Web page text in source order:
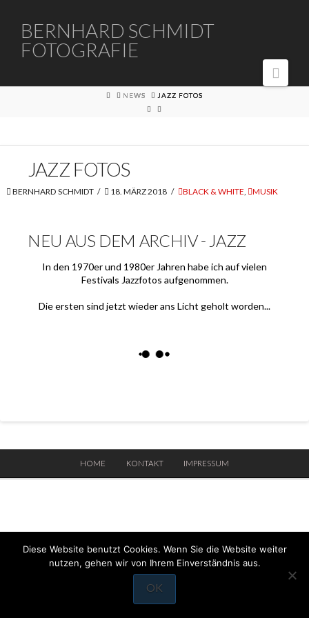
BERNHARD
SCHMIDT
FOTOGRAFIE
BERNHARD SCHMIDT
FOTOGRAFIE
HOMENEWS JAZZ FOTOS
JAZZ FOTOS
BERNHARD SCHMIDT 18. MÄRZ 2018 BLACK & WHITE MUSIK
NEU AUS DEM ARCHIV - JAZZ
In den 1970er und 1980er Jahren habe ich auf vielen
Festivals Jazzfotos aufgenommen.
Die ersten sind jetzt wieder ans Licht geholt worden...
HOME KONTAKT IMPRESSUM
Diese Website benutzt Cookies. Wenn Sie die Website weiter
nutzen, gehen wir von Ihrem Einverständnis aus.
OK